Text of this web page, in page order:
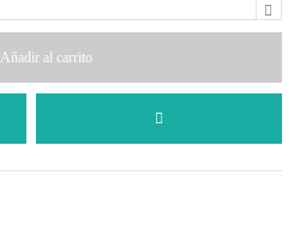
Añadir al carrito